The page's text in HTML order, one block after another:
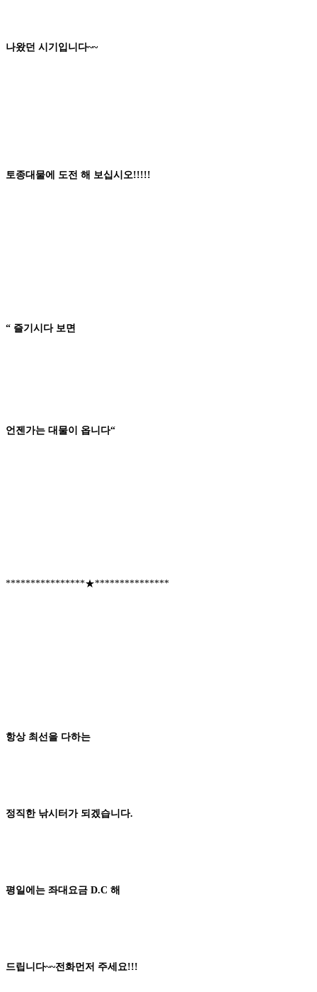
나왔던 시기 입니다~~
토종대물에 도전 해 보십시오!!!!!
“ 즐기시다 보면
언젠가는 대물이 옵니다“
****************★***************
항상 최선 을 다하는
정직한 낚시터 가 되겠습니다.
평일 에는 좌대요금 D.C 해
드립니다~~전화먼저 주세요!!!